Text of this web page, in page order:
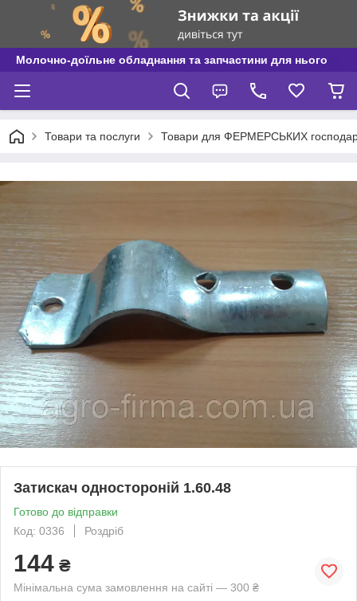
Молочно-доїльне обладнання та запчастини для нього
Товари та послуги Товари для ФЕРМЕРСЬКИХ
Затискач одностороній 1.60.48
Готово до відправки
Код: 0336
Роздріб
144 ₴
Мінімальна сума замовлення на сайті — 300 ₴